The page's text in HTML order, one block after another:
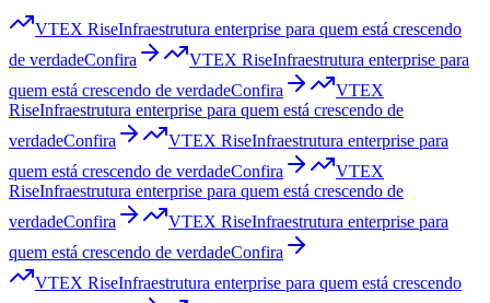
VTEX RiseInfraestrutura enterprise para quem está crescendo
de verdadeConfira VTEX RiseInfraestrutura enterprise para
quem está crescendo de verdadeConfira
VTEX
RiseInfraestrutura enterprise para quem está crescendo de
verdadeConfira VTEX RiseInfraestrutura enterprise para
quem está crescendo de verdadeConfira
VTEX
RiseInfraestrutura enterprise para quem está crescendo de
verdadeConfira VTEX RiseInfraestrutura enterprise para
quem está crescendo de verdadeConfira
VTEX RiseInfraestrutura enterprise para quem está crescendo